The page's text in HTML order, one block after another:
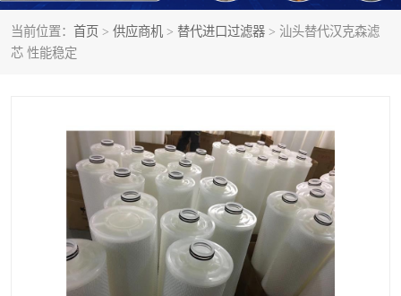
当前位置： 首页 > 供应商机 > 替代进口过滤器 > 汕头替代汉克森滤
芯 性能稳定
甲醇过滤器 液氨除油除水过滤器
高炉煤气过滤器 替代进口过滤器
化工盐酸气聚结器 耐腐蚀除雾器滤芯